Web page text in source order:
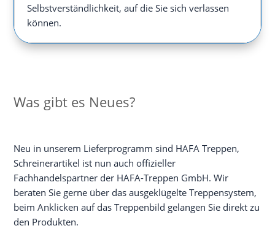
Selbstverständlichkeit, auf die Sie sich verlassen
können.
Was gibt es Neues?
Neu in unserem Lieferprogramm sind HAFA Treppen,
Schreinerartikel ist nun auch offizieller
Fachhandelspartner der HAFA-Treppen GmbH. Wir
beraten Sie gerne über das ausgeklügelte Treppensystem,
beim Anklicken auf das Treppenbild gelangen Sie direkt zu
den Produkten.